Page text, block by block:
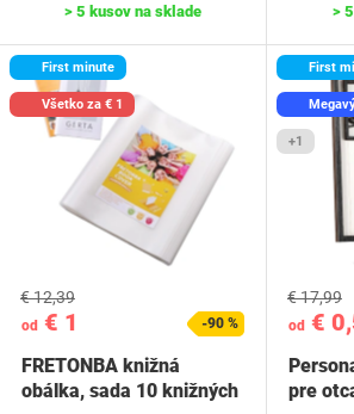
> 5 kusov na sklade >
First minute
Všetko za € 1
od € 1
€ 12,39
-90 %
FRETONBA knižná
obálka, sada 10 knižných
First
+1
od €
€ 17,99
pre